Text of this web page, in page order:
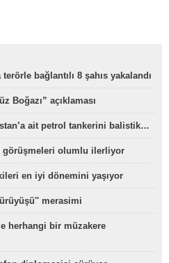
bağlantılı 8 şahıs yakalandı
Boğazı” açıklaması
ait petrol tankerini balistik…
görüşmeleri olumlu ilerliyor
en iyi dönemini yaşıyor
merasimi
herhangi bir müzakere